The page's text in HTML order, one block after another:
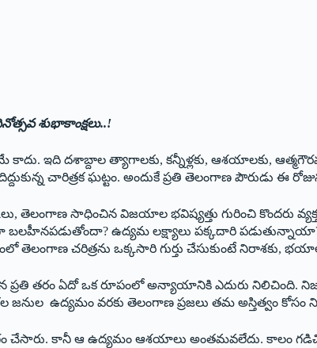
శుభాకాంక్షలు..!
కాదు. ఇది దశాబ్దాల త్యాగాలకు, కన్నీళ్లకు, ఆశయాలకు,
చారిత్రక ఘట్టం. అందుకే ప్రతి తెలంగాణ పౌరుడు ఈ
సాధించిన విజయాల భవిష్యత్తు గురించి కొందరు వ్యక్తం
ఉద్యమ లక్ష్యాలు పక్కదారి
చరిత్రను ఒక్కసారి గుర్తు చేసుకుంటే నిరాశకు,
ప్రతి తరం ఏదో ఒక రూపంలో అన్యాయానికి ఎదురు
జనుల ఉద్యమం వరకు తెలంగాణ ప్రజలు తమ అస్తిత్వం కోసం
చేసారు. కానీ ఆ ఉద్యమం ఆశయాలు అంతమవలేదు. కాలం